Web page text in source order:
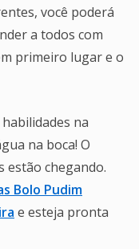
você poderá
a todos com
primeiro lugar e o
na
na boca! O
estão chegando.
Bolo Pudim
e esteja pronta